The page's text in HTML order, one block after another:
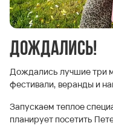
Дождались!
Дождались лучшие три
фестивали, веранды и
Запускаем теплое
планирует посетить